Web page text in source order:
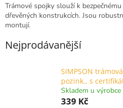
Trámové spojky slouží k
dřevěných konstrukcích. Jsou
montují.
Nejprodávanější
SIMPSON
pozink., s
Skladem u výrobce
339 Kč